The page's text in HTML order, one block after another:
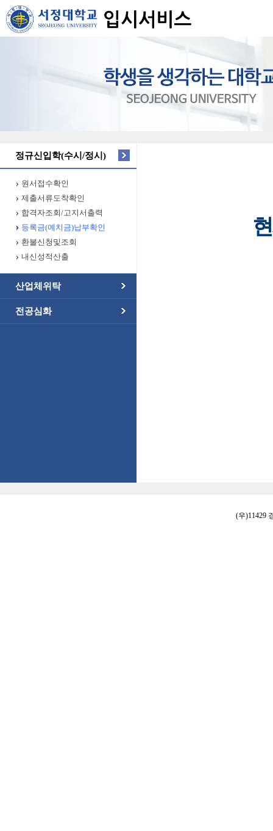
정규신입학(수시/정시)
원서접수확인
제출서류도착확인
합격자조회/고지서출력
등록금(예치금)납부확인
환불신청및조회
내신성적산출
산업체위탁
전공심화
(우)11429